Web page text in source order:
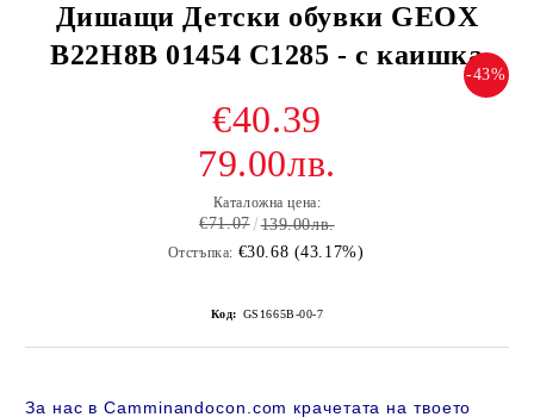
Дишащи Детски обувки GEOX
B22H8B 01454 C1285 - с каишка
-43%
€40.39
79.00лв.
Каталожна цена:
€71.07 139.00лв.
Отстъпка: €30.68 (43.17%)
Код: GS1665B-00-7
За нас в Camminandocon.com крачетата на твоето